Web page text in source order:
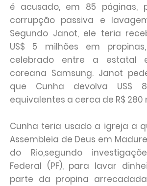
é acusado, em 85 páginas,
corrupção passiva e
Segundo Janot, ele teria
US$ 5 milhões em
celebrado entre a estatal
coreana Samsung. Janot
que Cunha devolva US$
equivalentes a cerca de R$ 280
Cunha teria usado a igreja a
Assembleia de Deus em
do Rio,segundo
Federal (PF), para lavar
parte da propina